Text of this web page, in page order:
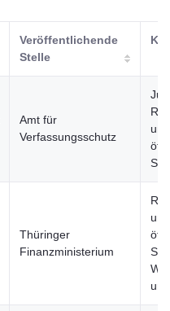
Veröffentlichende
Stelle
Amt für
Verfassungsschutz
und
Thüringer
Finanzministerium
und